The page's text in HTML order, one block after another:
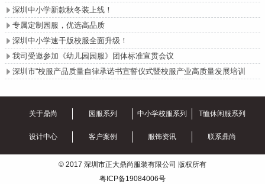
邮哦！
 深圳中小学新款秋冬装上线！
 专属定制园服，优选高品质
 深圳中小学速干版校服全面升级！
 我司受邀参加《幼儿园园服》团体标准宣贯会议
 深圳市“校服产品质量自律承诺书宣誓仪式暨校服产业高质量发展培训
关于鼎尚 园服系列 中小学校服系列 T恤休闲服系列
设计中心 客户案例 服饰资讯 联系鼎尚
© 2017 深圳市正大鼎尚服装有限公司 版权所有
粤ICP备19084006号